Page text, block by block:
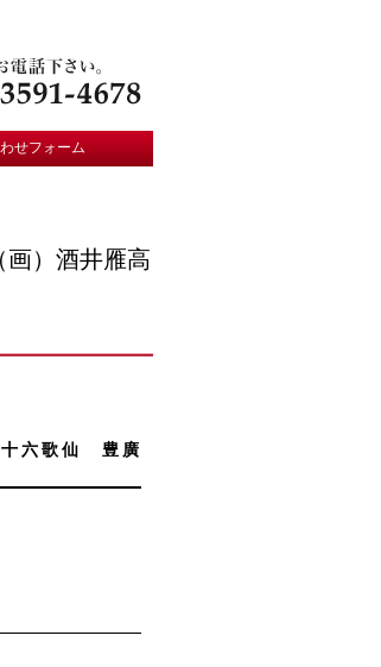
せフォーム
）酒井雁高
十六歌仙 豊廣